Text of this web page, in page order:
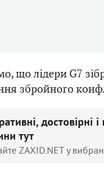
що лідери G7
збройного
достовірні
тут
ZAXID.NET у